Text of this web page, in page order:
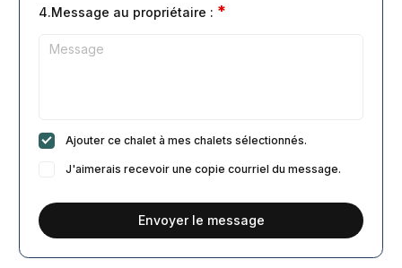
4.Message au propriétaire : *
Ajouter ce chalet à mes chalets sélectionnés.
J'aimerais recevoir une copie courriel du message.
Envoyer le message